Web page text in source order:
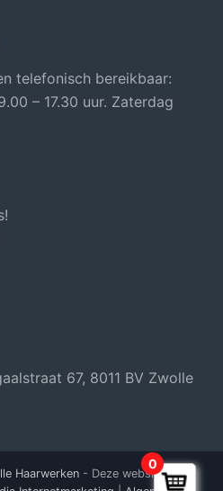
telefonisch bereikbaar:
– 17.30 uur. Zaterdag
67, 8011 BV Zwolle
Haarwerken- Deze website is
0